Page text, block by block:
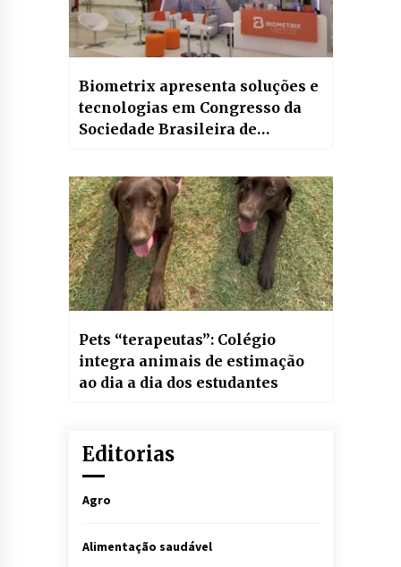
Biometrix apresenta soluções e
tecnologias em Congresso da
Sociedade Brasileira de
Pets “terapeutas”: Colégio
integra animais de estimação
ao dia a dia dos estudantes
Editorias
Agro
Alimentação saudável